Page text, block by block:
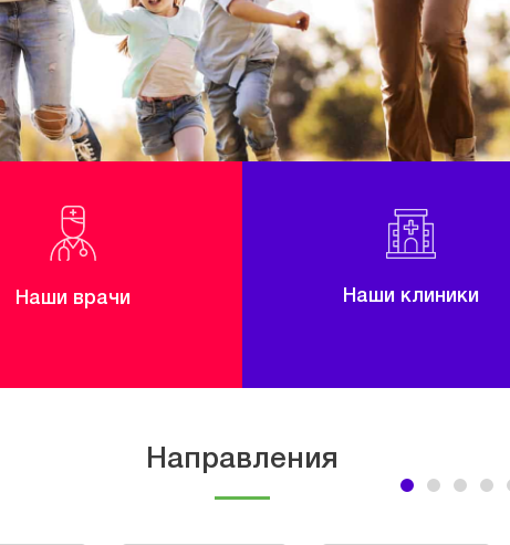
Наши врачи Наши клиники
Направления